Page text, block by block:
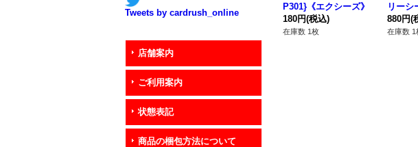
Tweets by cardrush_online
店舗案内
ご利用案内
状態表記
商品の梱包方法について
P301}《エクシーズ》
180円(税込)
在庫数 1枚
リーシ
CCP-
880円(
在庫数 1